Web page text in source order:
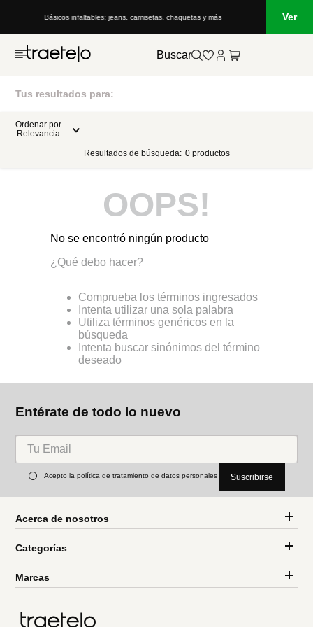
Básicos infaltables: jeans, camisetas, chaquetas y más Ver
Buscar
Tus resultados para:
Ordenar por
Relevancia
Resultados de búsqueda: 0 productos
OOPS!
No se encontró ningún producto
¿Qué debo hacer?
Comprueba los términos ingresados
Intenta utilizar una sola palabra
Utiliza términos genéricos en la
búsqueda
Intenta buscar sinónimos del término
deseado
Entérate de todo lo nuevo
Acepto la política de tratamiento de datos personales Suscribirse
Acerca de nosotros
Categorías
Marcas